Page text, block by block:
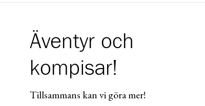
Äventyr och
kompisar!
Tillsammans kan vi göra mer!